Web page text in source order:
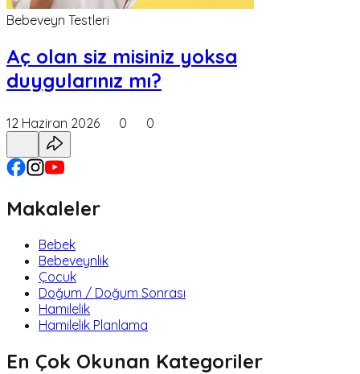
Bebeveyn Testleri
Aç olan siz misiniz yoksa
duygularınız mı?
12 Haziran 2026 0 0
Makaleler
Bebek
Bebeveynlik
Çocuk
Doğum / Doğum Sonrası
Hamilelik
Hamilelik Planlama
En Çok Okunan Kategoriler